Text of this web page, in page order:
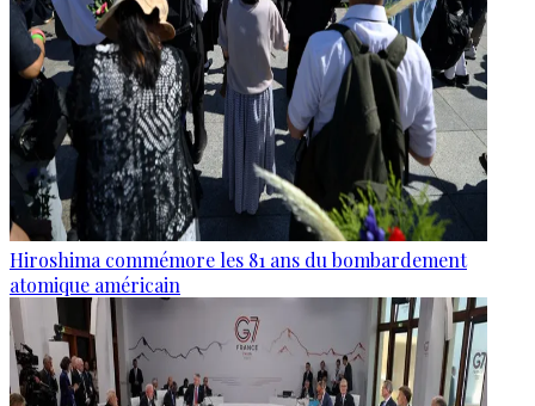
Hiroshima commémore les 81 ans du bombardement
atomique américain